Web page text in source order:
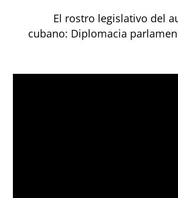
El rostro legislativo del
cubano: Diplomacia